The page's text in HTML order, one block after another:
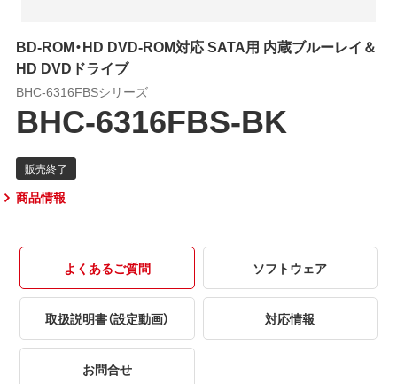
BD-ROM・HD DVD-ROM対応 SATA用 内蔵ブルーレイ＆
HD DVDドライブ
BHC-6316FBSシリーズ
BHC-6316FBS-BK
商品情報
よくあるご質問 ソフトウェア
取扱説明書（設定動画） 対応情報
お問合せ